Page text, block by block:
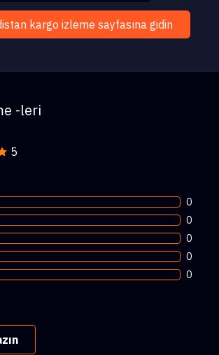
kargo izleme sayfasına gidin
-leri
5
0
0
0
0
0